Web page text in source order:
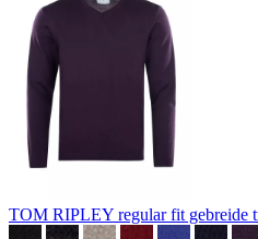
TOM RIPLEY regular fit gebreide